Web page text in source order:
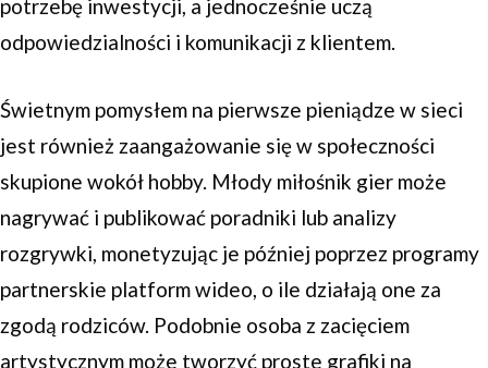
potrzebę inwestycji, a jednocześnie uczą
odpowiedzialności i komunikacji z klientem.
Świetnym pomysłem na pierwsze pieniądze w sieci
jest również zaangażowanie się w społeczności
skupione wokół hobby. Młody miłośnik gier może
nagrywać i publikować poradniki lub analizy
rozgrywki, monetyzując je później poprzez programy
partnerskie platform wideo, o ile działają one za
zgodą rodziców. Podobnie osoba z zacięciem
artystycznym może tworzyć proste grafiki na